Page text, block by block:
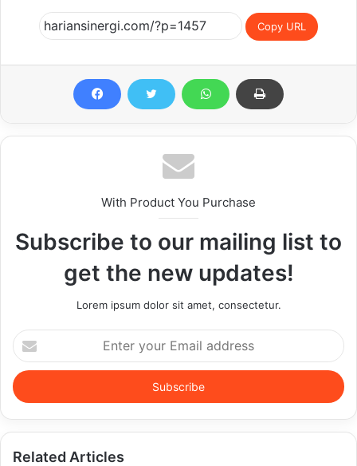
Copy URL
With Product You Purchase
Subscribe to our mailing list to
get the new updates!
Lorem ipsum dolor sit amet, consectetur.
Enter
your
Email
address
Related Articles